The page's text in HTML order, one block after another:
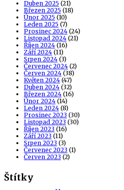
Duben 2025 (21)
Březen 2025 (18)
Únor 2025 (10)
Leden 2025 (7)
Prosinec 2024 (24)
Listopad 2024 (21)
Říjen 2024 (16)
Září 2024 (11)
Srpen 2024 (3)
Červenec 2024 (2)
Červen 2024 (38)
Květen 2024 (47)
Duben 2024 (32)
Březen 2024 (16)
Únor 2024 (14)
Leden 2024 (8)
Prosinec 2023 (30)
Listopad 2023 (30)
Říjen 2023 (16)
Září 2023 (11)
Srpen 2023 (3)
Červenec 2023 (1)
Červen 2023 (2)
Štítky